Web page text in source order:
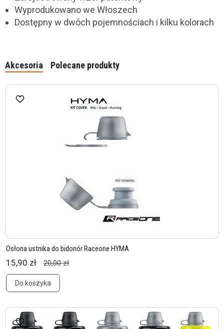
Wyprodukowano we Włoszech
Dostępny w dwóch pojemnościach i kilku kolorach
Akcesoria Polecane produkty
Osłona ustnika do bidonór Raceone HYMA
15,90 zł 20,00 zł
Do koszyka